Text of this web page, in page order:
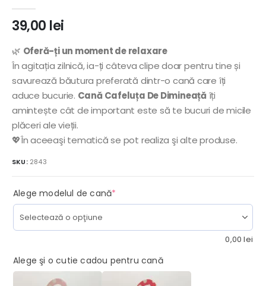
39,00 lei
🌿 Oferă-ți un moment de relaxare
În agitația zilnică, ia-ți câteva clipe doar pentru tine și
savurează băutura preferată dintr-o cană care îți
aduce bucurie. Cană Cafeluța De Dimineață îți
amintește cât de important este să te bucuri de micile
plăceri ale vieții.
💖În aceeaşi tematică se pot realiza şi alte produse.
SKU: 2843
Alege modelul de cană*
0,00lei
Alege şi o cutie cadou pentru cană